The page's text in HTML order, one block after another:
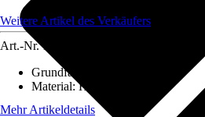
Weitere Artikel des Verkäufers
Art.-Nr. 12584281
Grundfarbe
Material:Holz
Mehr Artikeldetails